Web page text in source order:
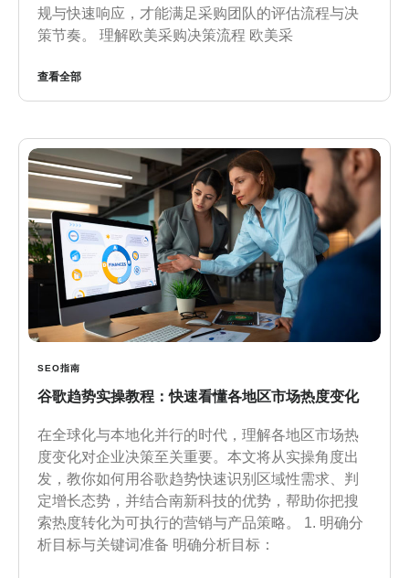
规与快速响应，才能满足采购团队的评估流程与决
策节奏。 理解欧美采购决策流程 欧美采
查看全部
SEO指南
谷歌趋势实操教程：快速看懂各地区市场热度变化
在全球化与本地化并行的时代，理解各地区市场热
度变化对企业决策至关重要。本文将从实操角度出
发，教你如何用谷歌趋势快速识别区域性需求、判
定增长态势，并结合南新科技的优势，帮助你把搜
索热度转化为可执行的营销与产品策略。 1. 明确分
析目标与关键词准备 明确分析目标：